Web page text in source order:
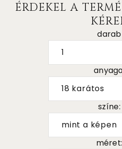
ÉRDEKEL A
darab
1
18 karátos
színe:
mint a képen
méret: